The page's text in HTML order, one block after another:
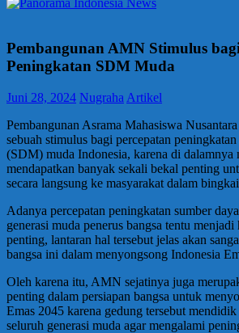
Pembangunan AMN Stimulus
Peningkatan SDM Muda
Juni 28, 2024 Nugraha Artikel
Pembangunan Asrama Mahasiswa
sebuah stimulus bagi percepatan
(SDM) muda Indonesia, karena di dalamnya
mendapatkan banyak sekali bekal penting
secara langsung ke masyarakat dalam
Adanya percepatan peningkatan sumber
generasi muda penerus bangsa tentu menjadi
penting, lantaran hal tersebut jelas akan
bangsa ini dalam menyongsong Indonesia
Oleh karena itu, AMN sejatinya juga
penting dalam persiapan bangsa untuk
Emas 2045 karena gedung tersebut
seluruh generasi muda agar mengalami